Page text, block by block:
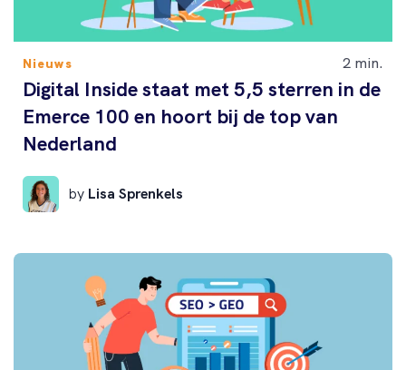
Nieuws 2 min.
Digital Inside staat met 5,5 sterren in de
Emerce 100 en hoort bij de top van
Nederland
by Lisa Sprenkels